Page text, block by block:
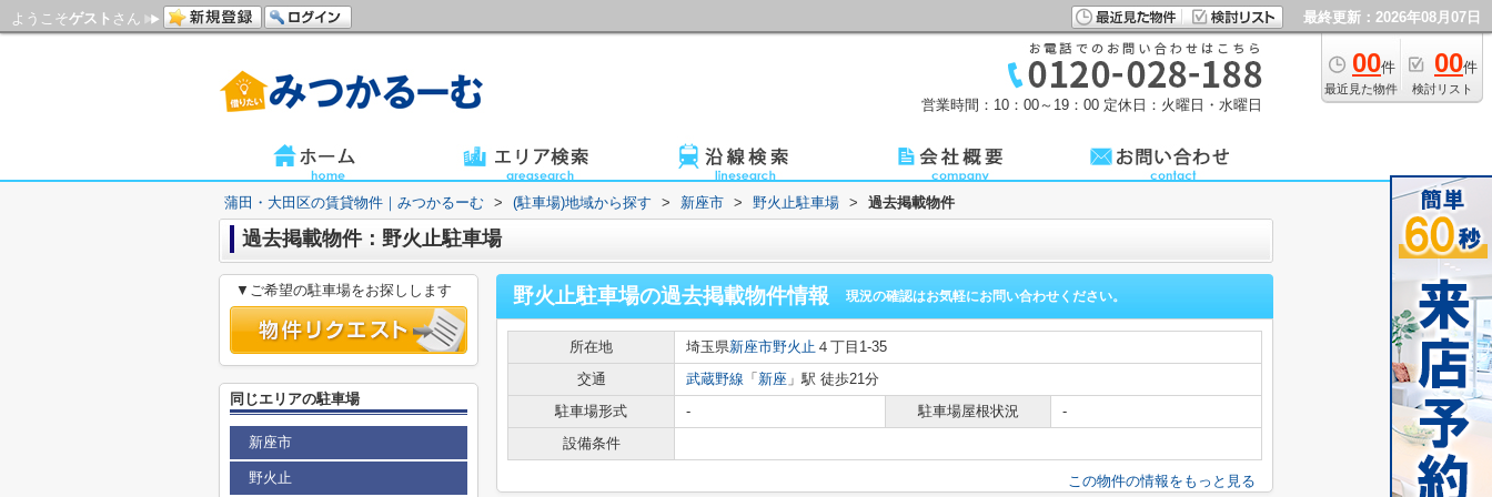
ようこそゲスト さん 最終更新：2026年08月07日
00件
最近見た物件
00件
検討リスト
営業時間：10：00～19：00 定休日：火曜日・水曜日
蒲田・大田区の賃貸物件｜みつかるーむ > (駐車場)地域から探す > 新座市 > 野火止駐車場 > 過去掲載物件
過去掲載物件：野火止駐車場
野火止駐車場の過去掲載物件情報 現況の確認はお気軽にお問い合わせください。
所在地 埼玉県新座市野火止 ４丁目1-35
交通
武蔵野線 「 新座 」駅 徒歩21分
駐車場形式
- 駐車場屋根状況
-
設備条件
この物件の情報をもっと見る
▼ご希望の駐車場をお探しします
同じエリアの駐車場
新座市
野火止